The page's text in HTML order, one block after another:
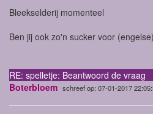
Bleekselderij momenteel
Ben jij ook zo'n sucker voor
RE: spelletje: Beantwoord de vraag
Boterbloem schreef op: 07-01-2017